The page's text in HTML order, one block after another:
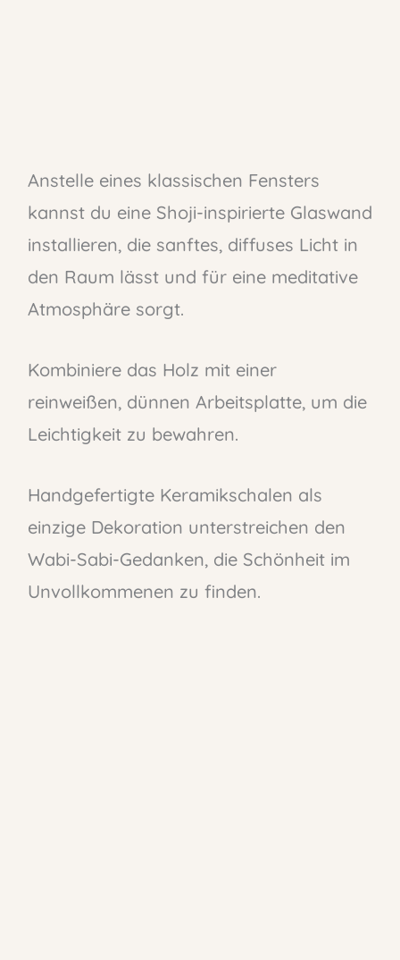
Anstelle eines klassischen Fensters
kannst du eine Shoji-inspirierte Glaswand
installieren, die sanftes, diffuses Licht in
den Raum lässt und für eine meditative
Atmosphäre sorgt.
Kombiniere das Holz mit einer
reinweißen, dünnen Arbeitsplatte, um die
Leichtigkeit zu bewahren.
Handgefertigte Keramikschalen als
einzige Dekoration unterstreichen den
Wabi-Sabi-Gedanken, die Schönheit im
Unvollkommenen zu finden.